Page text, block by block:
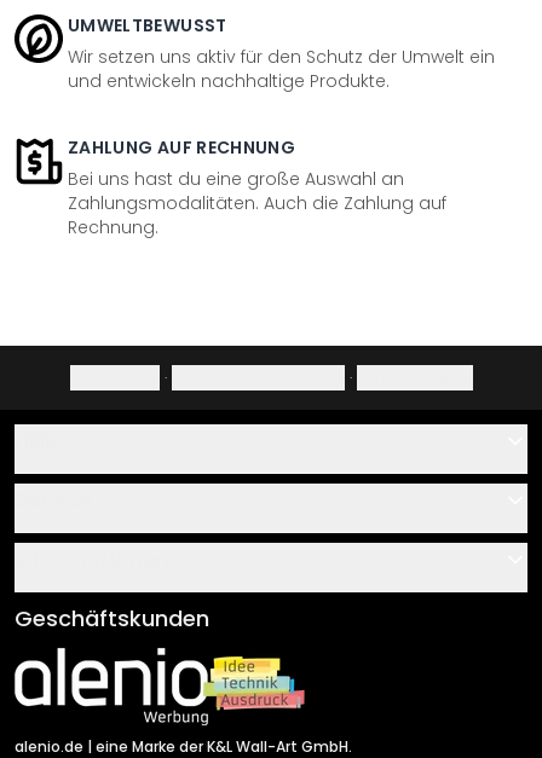
UMWELTBEWUSST
Wir setzen uns aktiv für den Schutz der Umwelt ein
und entwickeln nachhaltige Produkte.
ZAHLUNG AUF RECHNUNG
Bei uns hast du eine große Auswahl an
Zahlungsmodalitäten. Auch die Zahlung auf
Rechnung.
· ·
Über uns
Klebe- und Montageanleitungen
Newsletter An-/Abmeldung
Sendungsverfolgung
AGB
Impressum
Versand & Zahlung
Rücksendung
Geschäftskunden
alenio.de | eine Marke der K&L Wall-Art GmbH.